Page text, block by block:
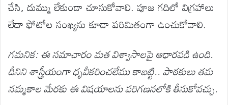
చేసి, దుమ్ము లేకుండా చూసుకోవాలి. పూజ గదిలో విగ్రహాలు
లేదా ఫోటోల సంఖ్యను కూడా పరిమితంగా ఉంచుకోవాలి.
గమనిక: ఈ సమాచారం మత విశ్వాసాలపై ఆధారపడి ఉంది.
దీనిని శాస్త్రీయంగా ధృవీకరించలేము కాబట్టి.. పాఠకులు తమ
నమ్మకాల మేరకు ఈ విషయాలను పరిగణనలోకి తీసుకోవచ్చు.